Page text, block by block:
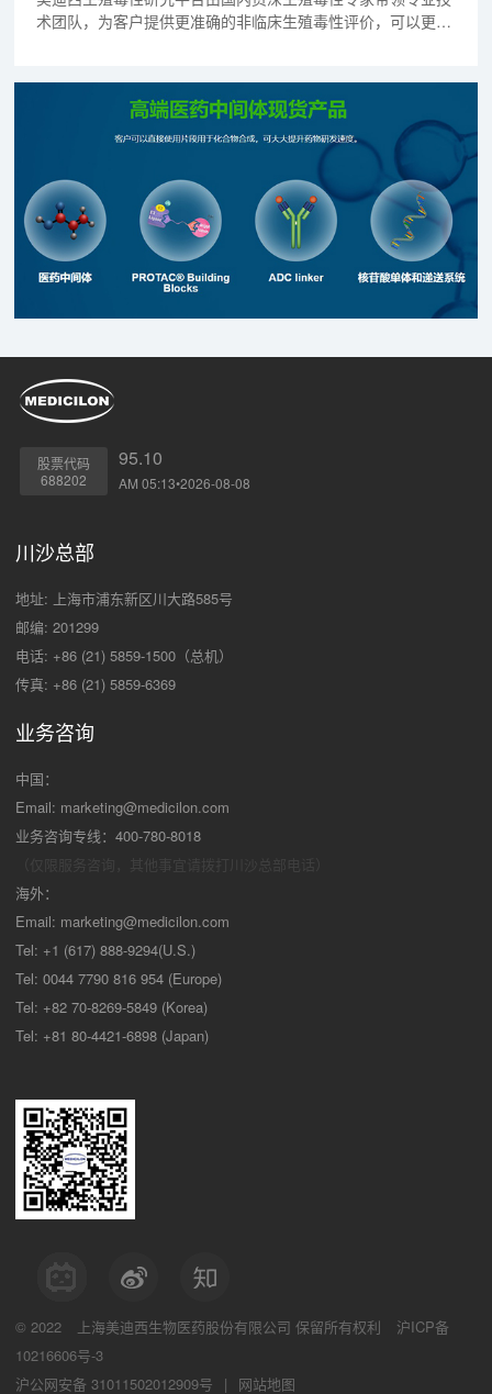
术团队，为客户提供更准确的非临床生殖毒性评价，可以更快
股票代码
688202
95.10
AM 05:13•2026-08-08
川沙总部
地址: 上海市浦东新区川大路585号
邮编: 201299
电话: +86 (21) 5859-1500（总机）
传真: +86 (21) 5859-6369
业务咨询
中国：
Email: marketing@medicilon.com
业务咨询专线：400-780-8018
海外：
Email: marketing@medicilon.com
Tel: +1 (617) 888-9294(U.S.)
Tel: 0044 7790 816 954 (Europe)
Tel: +82 70-8269-5849 (Korea)
Tel: +81 80-4421-6898 (Japan)
© 2022 上海美迪西生物医药股份有限公司 保留所有权利
沪ICP备
10216606号-3
沪公网安备 31011502012909号
| 网站地图